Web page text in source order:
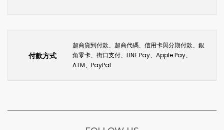
付款方式
超商貨到付款、超商代碼、信用卡與分期付款、銀
角零卡、街口支付、LINE Pay、Apple Pay、
ATM、PayPal